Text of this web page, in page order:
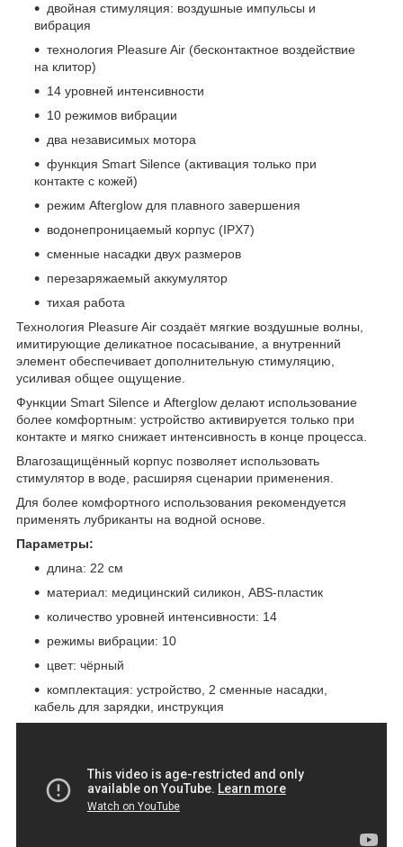
двойная стимуляция: воздушные импульсы и
вибрация
технология Pleasure Air (бесконтактное воздействие
на клитор)
14 уровней интенсивности
10 режимов вибрации
два независимых мотора
функция Smart Silence (активация только при
контакте с кожей)
режим Afterglow для плавного завершения
водонепроницаемый корпус (IPX7)
сменные насадки двух размеров
перезаряжаемый аккумулятор
тихая работа
Технология Pleasure Air создаёт мягкие воздушные волны,
имитирующие деликатное посасывание, а внутренний
элемент обеспечивает дополнительную стимуляцию,
усиливая общее ощущение.
Функции Smart Silence и Afterglow делают использование
более комфортным: устройство активируется только при
контакте и мягко снижает интенсивность в конце процесса.
Влагозащищённый корпус позволяет использовать
стимулятор в воде, расширяя сценарии применения.
Для более комфортного использования рекомендуется
применять лубриканты на водной основе.
Параметры:
длина: 22 см
материал: медицинский силикон, ABS-пластик
количество уровней интенсивности: 14
режимы вибрации: 10
цвет: чёрный
комплектация: устройство, 2 сменные насадки,
кабель для зарядки, инструкция